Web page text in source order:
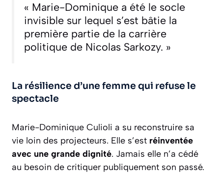
« Marie-Dominique a été le socle
invisible sur lequel s’est bâtie la
première partie de la carrière
politique de Nicolas Sarkozy. »
La résilience d’une femme qui refuse le
spectacle
Marie-Dominique Culioli a su reconstruire sa
vie loin des projecteurs. Elle s’est réinventée
avec une grande dignité. Jamais elle n’a cédé
au besoin de critiquer publiquement son passé.